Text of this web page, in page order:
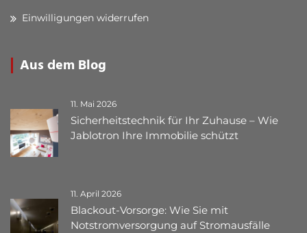
Einwilligungen widerrufen
Aus dem Blog
11. Mai 2026
Sicherheitstechnik für Ihr Zuhause – Wie
Jablotron Ihre Immobilie schützt
11. April 2026
Blackout-Vorsorge: Wie Sie mit
Notstromversorgung auf Stromausfälle